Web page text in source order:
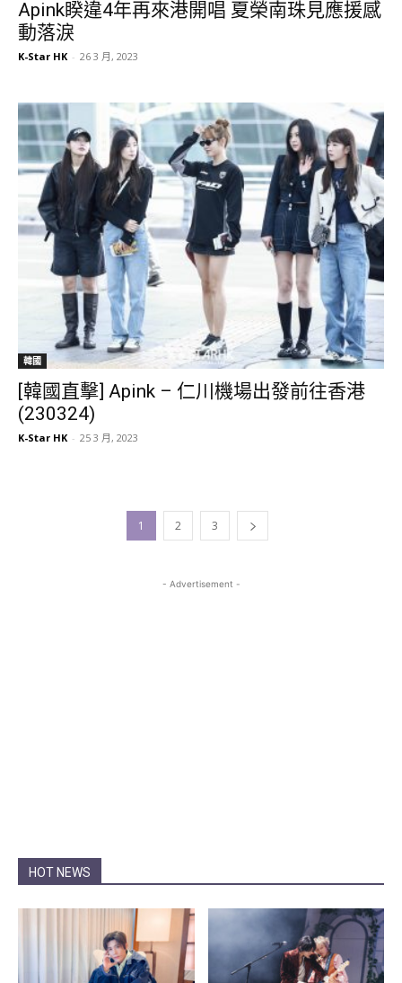
Apink睽違4年再來港開唱 夏榮南珠見應援感
動落淚
K-Star HK - 26 3 月, 2023
韓國
[韓國直擊] Apink – 仁川機場出發前往香港
(230324)
K-Star HK - 25 3 月, 2023
1 2 3
- Advertisement -
HOT NEWS